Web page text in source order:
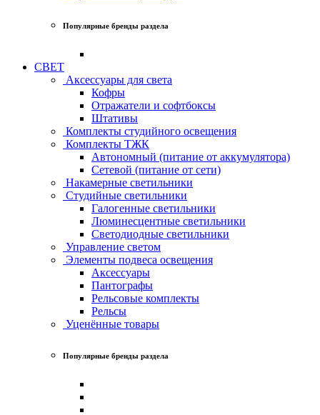
Популярные бренды раздела
СВЕТ
Аксессуары для света
Кофры
Отражатели и софтбоксы
Штативы
Комплекты студийного освещения
Комплекты ТЖК
Автономный (питание от аккумулятора)
Сетевой (питание от сети)
Накамерные светильники
Студийные светильники
Галогенные светильники
Люминесцентные светильники
Светодиодные светильники
Управление светом
Элементы подвеса освещения
Аксессуары
Пантографы
Рельсовые комплекты
Рельсы
Уценённые товары
Популярные бренды раздела